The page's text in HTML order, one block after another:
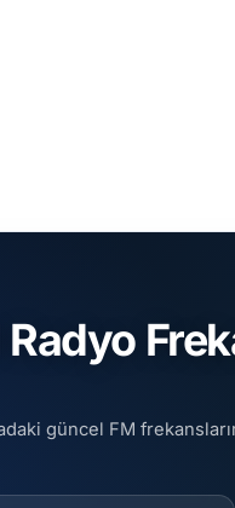
Radyo
güncel FM